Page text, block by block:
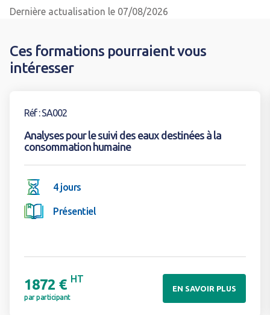
Dernière actualisation le 07/08/2026
Ces formations pourraient vous
intéresser
Réf : SA002
Analyses pour le suivi des eaux destinées à la
consommation humaine
4 jours
Présentiel
1872 € HT
par participant
EN SAVOIR PLUS